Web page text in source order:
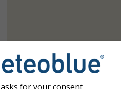
asks for your consent